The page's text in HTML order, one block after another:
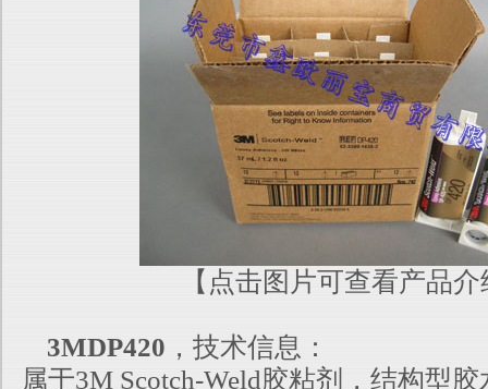
【点击图片可查看产品
3MDP420 ，技术信息：
属于3M Scotch-Weld胶粘剂，结构型